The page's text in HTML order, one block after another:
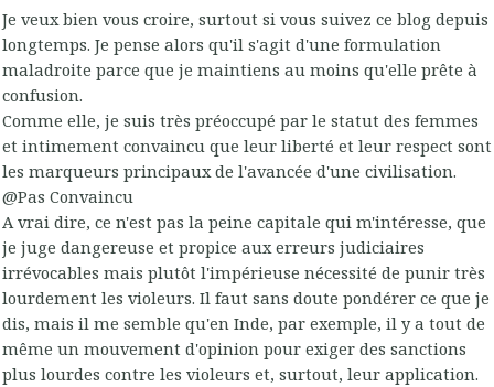
Je veux bien vous croire, surtout si vous suivez ce blog depuis
longtemps. Je pense alors qu'il s'agit d'une formulation
maladroite parce que je maintiens au moins qu'elle prête à
confusion.
Comme elle, je suis très préoccupé par le statut des femmes
et intimement convaincu que leur liberté et leur respect sont
les marqueurs principaux de l'avancée d'une civilisation.
@Pas Convaincu
A vrai dire, ce n'est pas la peine capitale qui m'intéresse, que
je juge dangereuse et propice aux erreurs judiciaires
irrévocables mais plutôt l'impérieuse nécessité de punir très
lourdement les violeurs. Il faut sans doute pondérer ce que je
dis, mais il me semble qu'en Inde, par exemple, il y a tout de
même un mouvement d'opinion pour exiger des sanctions
plus lourdes contre les violeurs et, surtout, leur application.